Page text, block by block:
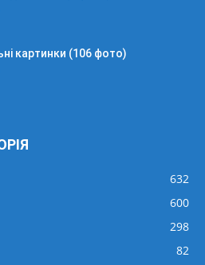
картинки (106 фото)
632
600
298
82